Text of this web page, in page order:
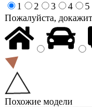
1
2 3 4
5
Пожалуйста,
Похожие модели